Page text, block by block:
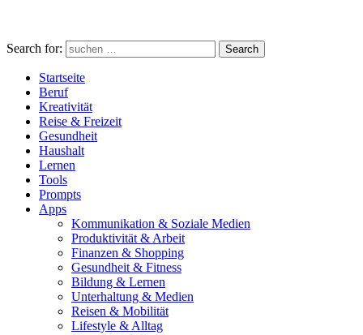
Search for: Search
Startseite
Beruf
Kreativität
Reise & Freizeit
Gesundheit
Haushalt
Lernen
Tools
Prompts
Apps
Kommunikation & Soziale Medien
Produktivität & Arbeit
Finanzen & Shopping
Gesundheit & Fitness
Bildung & Lernen
Unterhaltung & Medien
Reisen & Mobilität
Lifestyle & Alltag